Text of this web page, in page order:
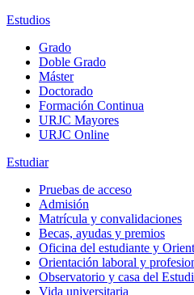
Estudios
Grado
Doble Grado
Máster
Doctorado
Formación Continua
URJC Mayores
URJC Online
Estudiar
Pruebas de acceso
Admisión
Matrícula y convalidaciones
Becas, ayudas y premios
Oficina del estudiante y
Orientación laboral y
Observatorio y casa del
Vida universitaria